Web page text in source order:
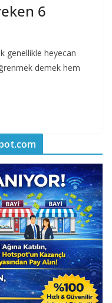
6
genellikle heyecan
demek hem